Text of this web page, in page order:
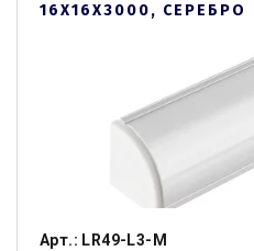
16Х16Х3000, СЕРЕБРО
Арт.: LR49-L3-M